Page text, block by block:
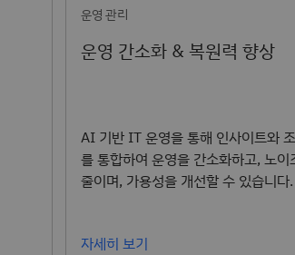
운영 관리
운영 간소화 & 복원력 향상
AI 기반 IT 운영을 통해 인사이트와
를 통합하여 운영을 간소화하고, 노이
줄이며, 가용성을 개선할 수 있습니다.
자세히 보기